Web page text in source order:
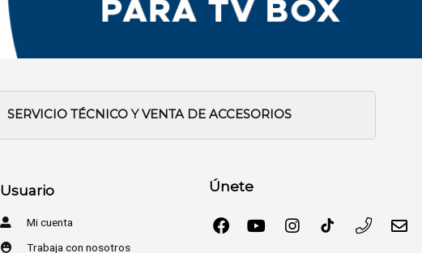
SERVICIO TÉCNICO Y VENTA DE ACCESORIOS
Usuario
Mi cuenta
Trabaja con nosotros
Únete